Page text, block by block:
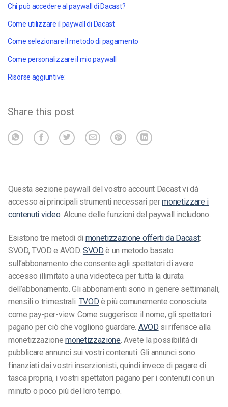
Chi può accedere al paywall di Dacast?
Come utilizzare il paywall di Dacast
Come selezionare il metodo di pagamento
Come personalizzare il mio paywall
Risorse aggiuntive:
Share this post
Questa sezione paywall del vostro account Dacast vi dà
accesso ai principali strumenti necessari permonetizzare i
contenuti video. Alcune delle funzioni del paywall includono:.
Esistono tre metodi di monetizzazione offerti da Dacast:
SVOD, TVOD e AVOD. SVOD è un metodo basato
sull’abbonamento che consente agli spettatori di avere
accesso illimitato a una videoteca per tutta la durata
dell’abbonamento. Gli abbonamenti sono in genere settimanali,
mensili o trimestrali. TVOD è più comunemente conosciuta
come pay-per-view. Come suggerisce il nome, gli spettatori
pagano per ciò che vogliono guardare. AVOD si riferisce alla
monetizzazionemonetizzazione. Avete la possibilità di
pubblicare annunci sui vostri contenuti. Gli annunci sono
finanziati dai vostri inserzionisti, quindi invece di pagare di
tasca propria, i vostri spettatori pagano per i contenuti con un
minuto o poco più del loro tempo.